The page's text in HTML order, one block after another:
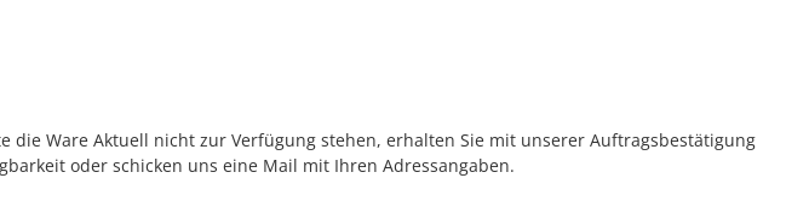
Ware Aktuell nicht zur Verfügung stehen, erhalten Sie mit unserer Auftragsbestätigung
oder schicken uns eine Mail mit Ihren Adressangaben.